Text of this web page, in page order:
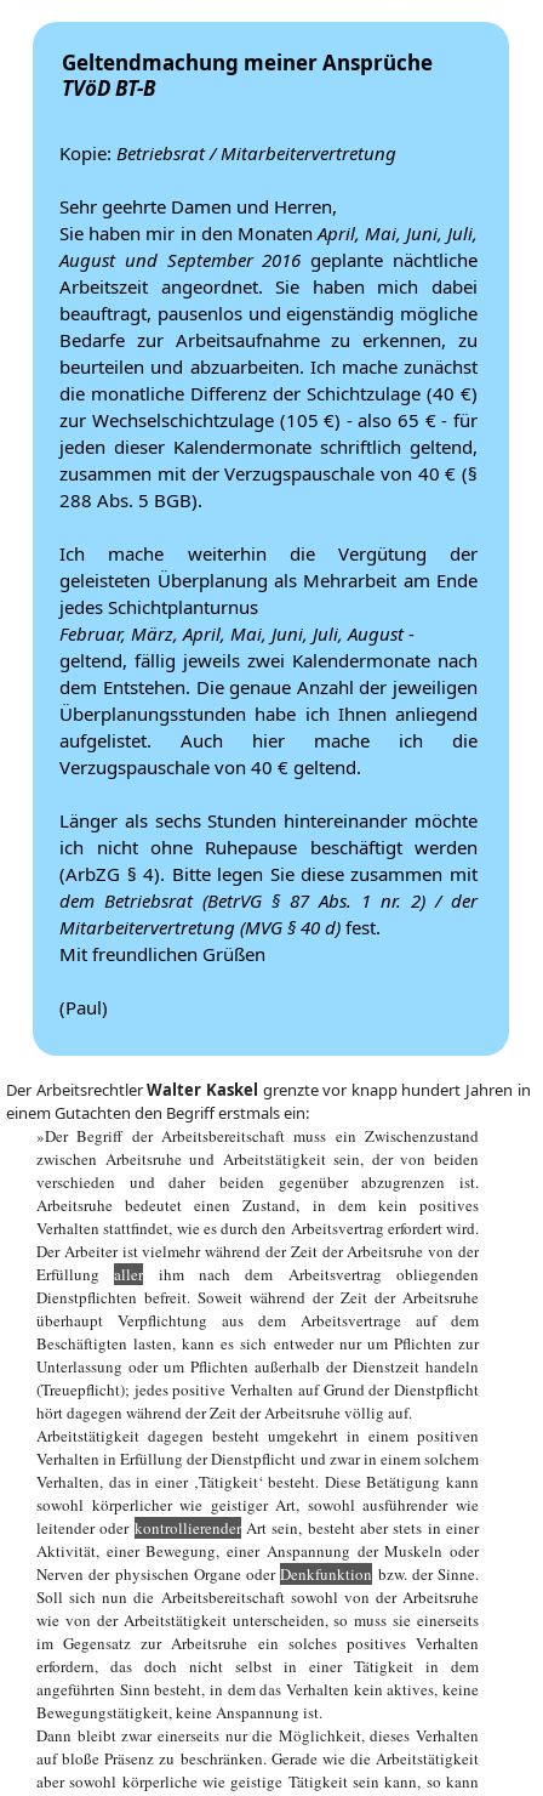
Geltendmachung meiner Ansprüche
TVöD BT-B
Kopie: Betriebsrat / Mitarbeitervertretung
Sehr geehrte Damen und Herren,
Sie haben mir in den Monaten April, Mai, Juni, Juli,
August und September 2016 geplante nächtliche
Arbeitszeit angeordnet. Sie haben mich dabei
beauftragt, pausenlos und eigenständig mögliche
Bedarfe zur Arbeitsaufnahme zu erkennen, zu
beurteilen und abzuarbeiten. Ich mache zunächst
die monatliche Differenz der Schichtzulage (40 €)
zur Wechselschichtzulage (105 €) - also 65 € - für
jeden dieser Kalendermonate schriftlich geltend,
zusammen mit der Verzugspauschale von 40 € (§
288 Abs. 5 BGB).
Ich mache weiterhin die Vergütung der
geleisteten Überplanung als Mehrarbeit am Ende
jedes Schichtplanturnus
Februar, März, April, Mai, Juni, Juli, August-
geltend, fällig jeweils zwei Kalendermonate nach
dem Entstehen. Die genaue Anzahl der jeweiligen
Überplanungsstunden habe ich Ihnen anliegend
aufgelistet. Auch hier mache ich die
Verzugspauschale von 40 € geltend.
Länger als sechs Stunden hintereinander möchte
ich nicht ohne Ruhepause beschäftigt werden
(ArbZG § 4). Bitte legen Sie diese zusammen mit
dem Betriebsrat (BetrVG § 87 Abs. 1 nr. 2) / der
Mitarbeitervertretung (MVG § 40 d) fest.
Mit freundlichen Grüßen
(Paul)
Der ArbeitsrechtlerWalter Kaskel grenzte vor knapp hundert Jahren in
einem Gutachten den Begriff erstmals ein:
»Der Begriff der Arbeitsbereitschaft muss ein Zwischenzustand
zwischen Arbeitsruhe und Arbeitstätigkeit sein, der von beiden
verschieden und daher beiden gegenüber abzugrenzen ist.
Arbeitsruhe bedeutet einen Zustand, in dem kein positives
Verhalten stattfindet, wie es durch den Arbeitsvertrag erfordert wird.
Der Arbeiter ist vielmehr während der Zeit der Arbeitsruhe von der
Erfüllungaller ihm nach dem Arbeitsvertrag obliegenden
Dienstpflichten befreit. Soweit während der Zeit der Arbeitsruhe
überhaupt Verpflichtung aus dem Arbeitsvertrage auf dem
Beschäftigten lasten, kann es sich entweder nur um Pflichten zur
Unterlassung oder um Pflichten außerhalb der Dienstzeit handeln
(Treuepflicht); jedes positive Verhalten auf Grund der Dienstpflicht
hört dagegen während der Zeit der Arbeitsruhe völlig auf.
Arbeitstätigkeit dagegen besteht umgekehrt in einem positiven
Verhalten in Erfüllung der Dienstpflicht und zwar in einem solchem
Verhalten, das in einer ‚Tätigkeit‘ besteht. Diese Betätigung kann
sowohl körperlicher wie geistiger Art, sowohl ausführender wie
leitender oder kontrollierenderArt sein, besteht aber stets in einer
Aktivität, einer Bewegung, einer Anspannung der Muskeln oder
Nerven der physischen Organe oderDenkfunktion bzw. der Sinne.
Soll sich nun die Arbeitsbereitschaft sowohl von der Arbeitsruhe
wie von der Arbeitstätigkeit unterscheiden, so muss sie einerseits
im Gegensatz zur Arbeitsruhe ein solches positives Verhalten
erfordern, das doch nicht selbst in einer Tätigkeit in dem
angeführten Sinn besteht, in dem das Verhalten kein aktives, keine
Bewegungstätigkeit, keine Anspannung ist.
Dann bleibt zwar einerseits nur die Möglichkeit, dieses Verhalten
auf bloße Präsenz zu beschränken. Gerade wie die Arbeitstätigkeit
aber sowohl körperliche wie geistige Tätigkeit sein kann, so kann